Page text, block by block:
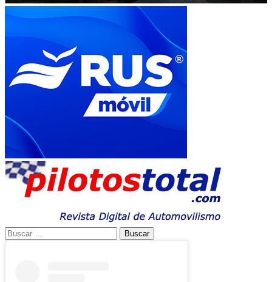
Buscar: